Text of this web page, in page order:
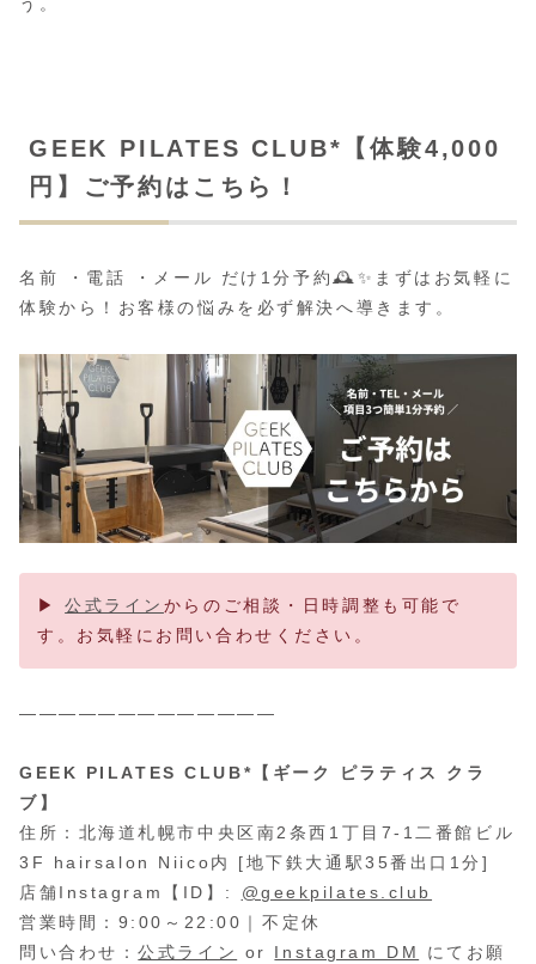
GEEK PILATES CLUB*【体験4,000
円】ご予約はこちら！
名前 ・電話 ・メール だけ1分予約🕰️✨まずはお気軽に
体験から！お客様の悩みを必ず解決へ導きます。
▶公式ライン からのご相談・日時調整も可能で
す。お気軽にお問い合わせください。
—————————————
GEEK PILATES CLUB*【ギーク ピラティス クラ
ブ】
住所：北海道札幌市中央区南2条西1丁目7-1二番館ビル
3F hairsalon Niico内 [地下鉄大通駅35番出口1分]
店舗Instagram【ID】: @geekpilates.club
営業時間：9:00～22:00｜不定休
問い合わせ：公式ライン or Instagram DM
にてお願